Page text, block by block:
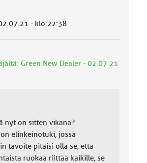
- klo:22:38
Green New Dealer - 02.07.21
nyt on sitten vikana?
on elinkeinotuki, jossa
tavoite pitäisi olla se, että
ruokaa riittää kaikille, se